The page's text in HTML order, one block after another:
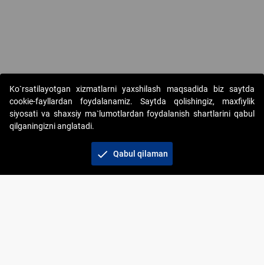
Copyright © 2017-2026. "Elektron onlayn-auksionlarni
tashkil etish" AJ. Barcha huquqlar himoyalangan
Ko`rsatilayotgan xizmatlarni yaxshilash maqsadida biz saytda
cookie-fayllardan foydalanamiz. Saytda qolishingiz, maxfiylik
siyosati va shaxsiy ma`lumotlardan foydalanish shartlarini qabul
qilganingizni anglatadi.
check Qabul qilaman